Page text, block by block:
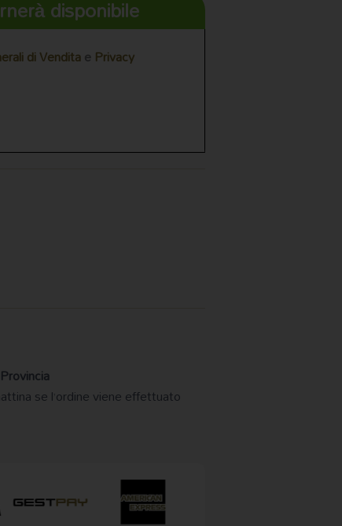
disponibile
di Venditae Privacy
se l’ordine viene effettuato